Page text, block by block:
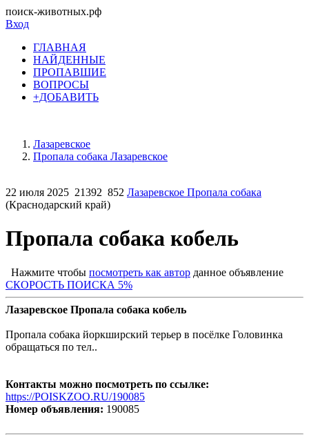
поиск-животных.рф
Вход
ГЛАВНАЯ
НАЙДЕННЫЕ
ПРОПАВШИЕ
ВОПРОСЫ
+ДОБАВИТЬ
Лазаревское
Пропала собака Лазаревское
22 июля 2025 21392 852 Лазаревское Пропала собака
(Краснодарский край)
Пропала собака кобель
Нажмите чтобы посмотреть как автор данное объявление
СКОРОСТЬ ПОИСКА 5%
Лазаревское Пропала собака кобель
Пропала собака йоркширский терьер в посёлке Головинка
обращаться по тел..
Контакты можно посмотреть по ссылке:
https://POISKZOO.RU/190085
Номер объявления: 190085